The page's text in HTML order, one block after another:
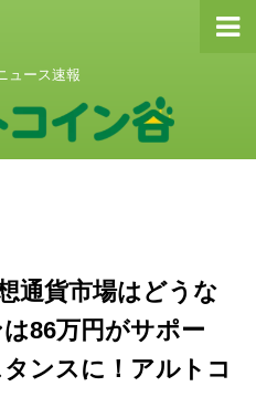
ュース速報
通貨市場はどうな
86万円がサポー
ンスに！アルトコ